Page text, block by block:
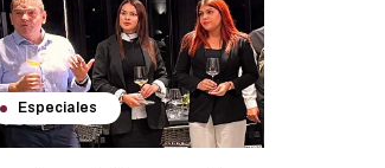
Especiales